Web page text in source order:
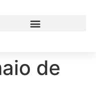
de